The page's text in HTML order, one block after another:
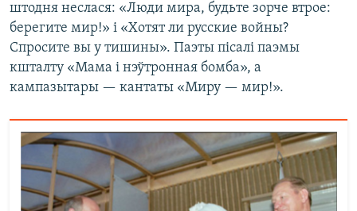
штодня неслася: «Люди мира, будьте зорче втрое:
берегите мир!» і «Хотят ли русские войны?
Спросите вы у тишины». Паэты пісалі паэмы
кшталту «Мама і нэўтронная бомба», а
кампазытары — кантаты «Миру — мир!».